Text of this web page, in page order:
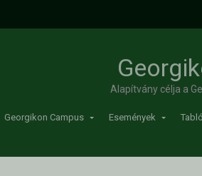
Alapítvány célja a
Georgikon Campus Események